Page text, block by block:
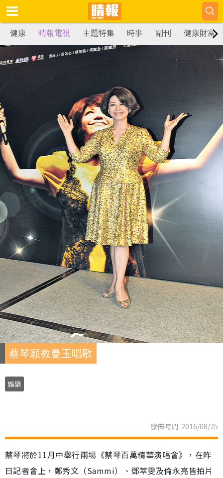
健康 晴報電視 主題特集 時事 副刊 健康財富
蔡琴願教曼玉唱歌
娛樂
發佈時間: 2016/08/25
蔡琴將於11月中舉行兩場《蔡琴百萬精華演唱會》，在昨
日記者會上，鄭秀文（Sammi）、鄧萃雯及倫永亮皆拍片